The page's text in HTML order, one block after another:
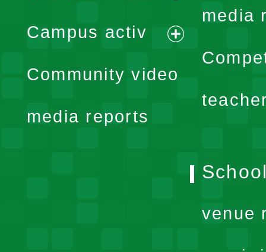
media
expand
menu
Campus activ
expand
Community video
media reports
venue